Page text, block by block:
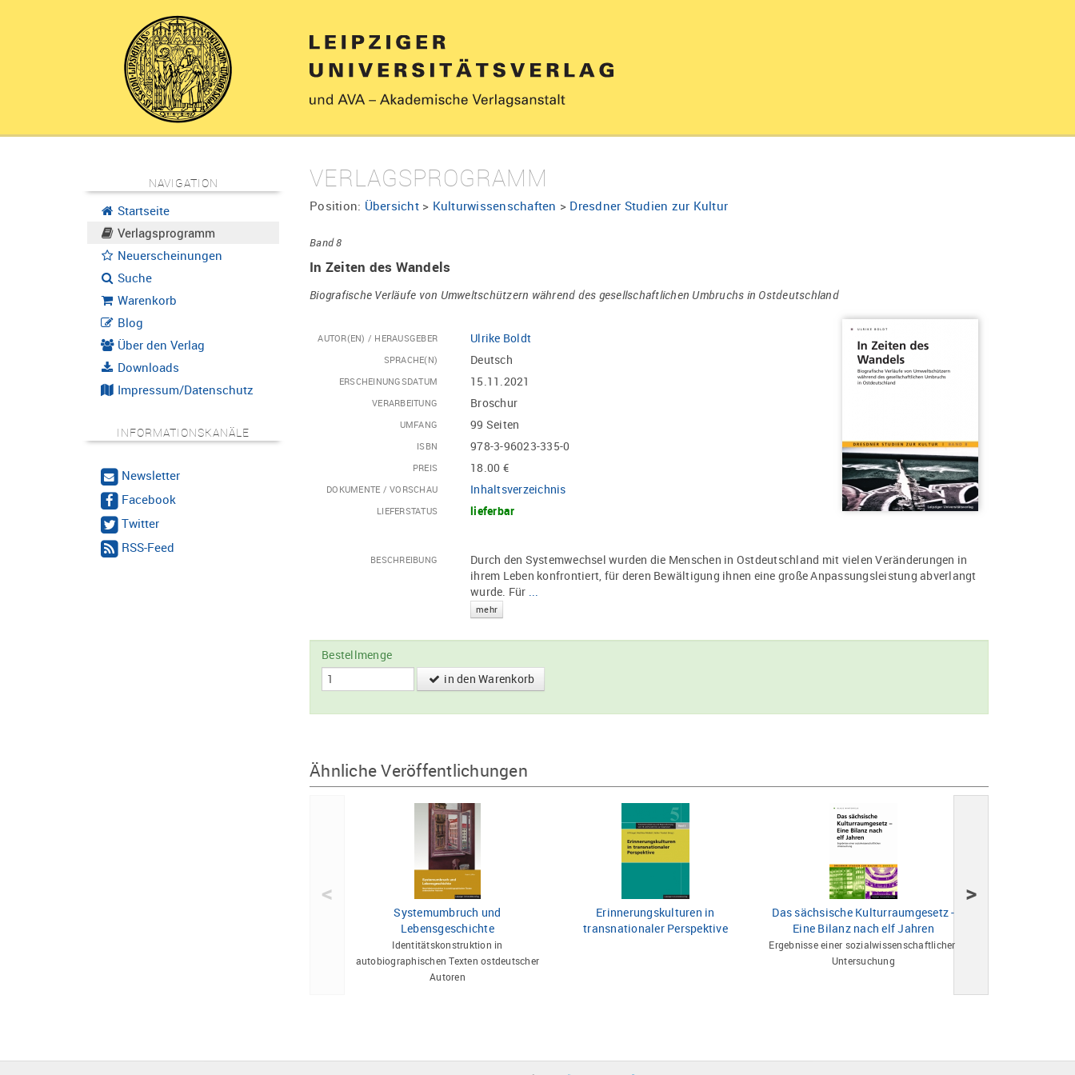
NAVIGATION
Startseite
Verlagsprogramm
Neuerscheinungen
Suche
Warenkorb
Blog
Über den Verlag
Downloads
Impressum/Datenschutz
INFORMATIONSKANÄLE
Newsletter
Facebook
Twitter
RSS-Feed
VERLAGSPROGRAMM
Position: Übersicht> Kulturwissenschaften > Dresdner Studien zur Kultur
Band 8
In Zeiten des Wandels
Biografische Verläufe von Umweltschützern während des gesellschaftlichen Umbruchs in Ostdeutschland
AUTOR(EN) / HERAUSGEBER Ulrike Boldt
SPRACHE(N) Deutsch
ERSCHEINUNGSDATUM 15.11.2021
VERARBEITUNG Broschur
UMFANG 99 Seiten
ISBN 978-3-96023-335-0
PREIS 18.00 €
DOKUMENTE / VORSCHAU Inhaltsverzeichnis
LIEFERSTATUS lieferbar
BESCHREIBUNG
Durch den Systemwechsel wurden die Menschen in Ostdeutschland mit vielen Veränderungen in
ihrem Leben konfrontiert, für deren Bewältigung ihnen eine große Anpassungsleistung abverlangt
wurde. Für ...
mehr
Bestellmenge
in den Warenkorb
Ähnliche Veröffentlichungen
Systemumbruch und
Lebensgeschichte
Identitätskonstruktion in
autobiographischen Texten ostdeutscher
Autoren
Erinnerungskulturen in
transnationaler Perspektive
Das sächsische Kulturraumgesetz -
Eine Bilanz nach elf Jahren
Ergebnisse einer sozialwissenschaftlichen
Untersuchung
< >